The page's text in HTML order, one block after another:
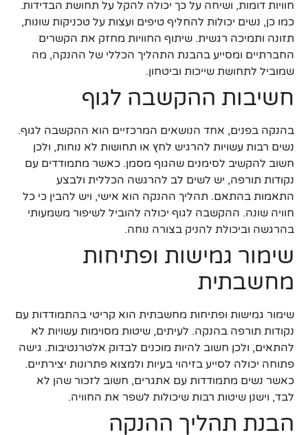
חוויות דומות, ושיחה על כך יכולה להקל על תחושת הבדידות.
כמו כן, נשים יכולות להחליף טיפים ועצות על טכניקות שונות,
תזונה ותמיכה רגשית. שיתוף החוויות מחזק את הקשרים
החברתיים ומסייע בהבנת התהליך הכללי של ההנקה, מה
שמוביל לתחושת שייכות וביטחון.
חשיבות ההקשבה לגוף
בהנקה בפנים, אחד הנושאים המרכזיים הוא ההקשבה לגוף.
נשים רבות עשויות להרגיש לחץ או תחושות לא נוחות, ולכן
חשוב להקשיב לסימנים שהגוף מסמן. כאשר מתמודדים עם
נקודות תורפה, יש לשים לב להרגשה הכללית ולבצע
התאמות בהתאם. תהליך ההנקה הוא אישי, ויש להבין כי כל
חוויה שונה. ההקשבה לגוף יכולה להוביל לשיפור משמעותי
בהרגשה וביכולת להניק בצורה נוחה.
שימור גמישות ופתיחות
מחשבתית
שימור גמישות ופתיחות מחשבתית הוא קריטי בהתמודדות עם
נקודות תורפה בהנקה. לעיתים, שיטות מסוימות עשויות לא
להתאים, ולכן חשוב להיות מוכנים לבדוק אלטרנטיבות. גישה
פתוחה יכולה לסייע בזיהוי בעיות ולמצוא פתרונות יצירתיים.
כאשר נשים מתמודדות עם אתגרים, חשוב לזכור שהן לא
לבד, וישנן שיטות רבות שיכולות לשפר את החוויה.
הבנת תהליך ההנקה